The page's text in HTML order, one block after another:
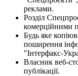
реклами.
Розділ
комерційними
Будь яке
поширення
"Інтерфакс-
Власник веб-
публікації.